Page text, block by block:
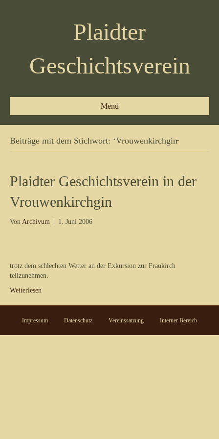
Plaidter
Geschichtsverein
Menü
Beiträge mit dem Stichwort: ‘Vrouwenkirchgin̵
Plaidter Geschichtsverein in der
Vrouwenkirchgin
Von Archivum 1. Juni 2006
trotz dem schlechten Wetter an der Exkursion zur Fraukirch
teilzunehmen.
Weiterlesen
Impressum Datenschutz Vereinssatzung Interner Bereich